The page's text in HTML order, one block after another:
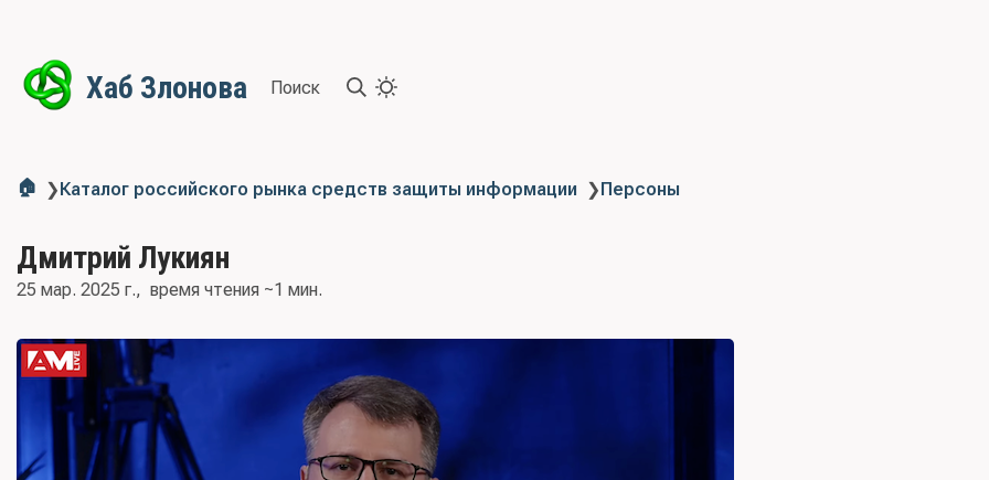
Хаб Злонова Поиск
🏠 ❯Каталог российского рынка средств защиты информации ❯Персоны
Дмитрий Лукиян
25 мар. 2025 г. время чтения ~1 мин.